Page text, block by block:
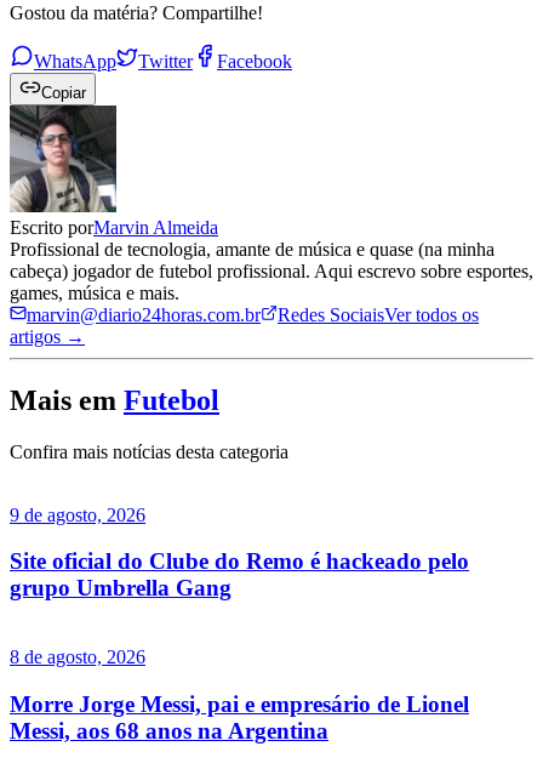
Gostou da matéria? Compartilhe!
WhatsApp Twitter Facebook
Copiar
Escrito porMarvin Almeida
Profissional de tecnologia, amante de música e quase (na minha
cabeça) jogador de futebol profissional. Aqui escrevo sobre esportes,
games, música e mais.
marvin@diario24horas.com.br
Redes SociaisVer todos os
artigos →
Mais em Futebol
Confira mais notícias desta categoria
9 de agosto, 2026
Site oficial do Clube do Remo é hackeado pelo
grupo Umbrella Gang
8 de agosto, 2026
Morre Jorge Messi, pai e empresário de Lionel
Messi, aos 68 anos na Argentina